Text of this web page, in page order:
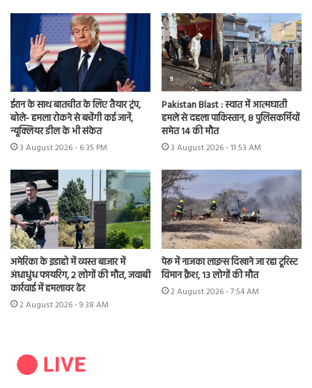
ईरान के साथ बातचीत के लिए तैयार ट्रंप,
बोले- हमला रोकने से बचेंगी कई जानें,
न्यूक्लियर डील के भी संकेत
3 August 2026 - 6:35 PM
Pakistan Blast : स्वात में आत्मघाती
हमले से दहला पाकिस्तान, 8 पुलिसकर्मियों
समेत 14 की मौत
3 August 2026 - 11:53 AM
अमेरिका के इडाहो में व्यस्त बाजार में
अंधाधुंध फायरिंग, 2 लोगों की मौत, जवाबी
कार्रवाई में हमलावर ढेर
2 August 2026 - 9:38 AM
पेरू में नाजका लाइन्स दिखाने जा रहा टूरिस्ट
विमान क्रैश, 13 लोगों की मौत
2 August 2026 - 7:54 AM